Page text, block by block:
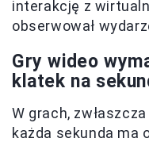
interakcję z
obserwował
Gry wideo
klatek na
W grach,
każda sekunda ma